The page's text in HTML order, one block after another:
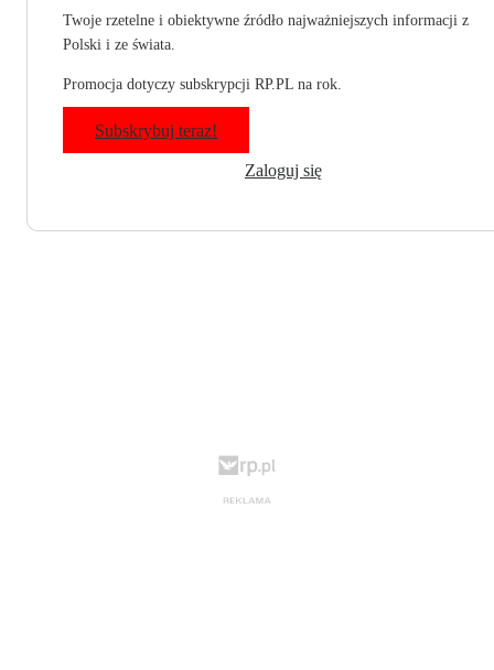
Twoje rzetelne i obiektywne źródło najważniejszych informacji z
Polski i ze świata.
Promocja dotyczy subskrypcji RP.PL na rok.
Subskrybuj teraz!
Zaloguj się